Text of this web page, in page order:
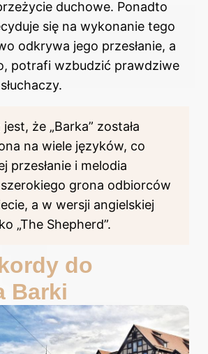
duchowe. Ponadto
się na wykonanie tego
odkrywa jego przesłanie, a
potrafi wzbudzić prawdziwe
że „Barka” została
na wiele języków, co
przesłanie i melodia
grona odbiorców
a w wersji angielskiej
„The Shepherd”.
do
Barki